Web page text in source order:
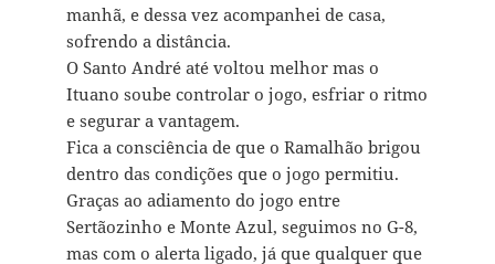
manhã, e dessa vez acompanhei de casa,
sofrendo a distância.
O Santo André até voltou melhor mas o
Ituano soube controlar o jogo, esfriar o ritmo
e segurar a vantagem.
Fica a consciência de que o Ramalhão brigou
dentro das condições que o jogo permitiu.
Graças ao adiamento do jogo entre
Sertãozinho e Monte Azul, seguimos no G-8,
mas com o alerta ligado, já que qualquer que